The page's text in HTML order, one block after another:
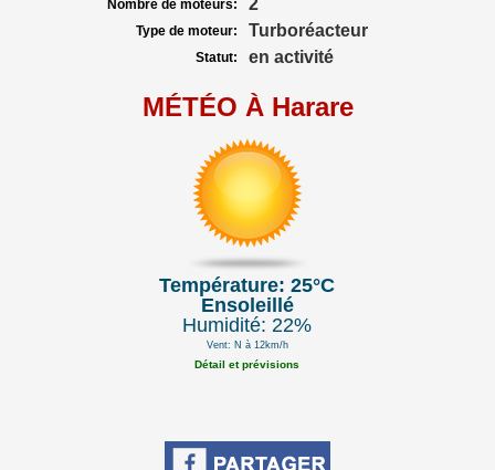
Nombre de moteurs: 2
Type de moteur: Turboréacteur
Statut: en activité
MÉTÉO À Harare
Température: 25°C
Ensoleillé
Humidité: 22%
Vent: N à 12km/h
Détail et prévisions